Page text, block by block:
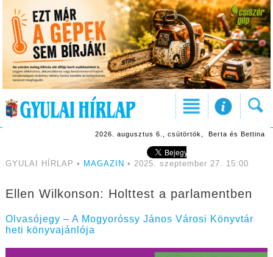
2026. augusztus 6., csütörtök, Berta és Bettina
GYULAI HÍRLAP • MAGAZIN • 2025. szeptember 27. 15:00
Ellen Wilkonson: Holttest a parlamentben
Olvasójegy – A Mogyoróssy János Városi Könyvtár
heti könyvajánlója